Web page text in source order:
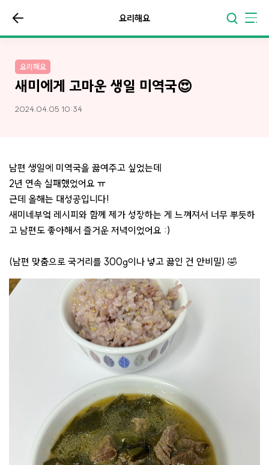
요리해요
요리해요
새미에게 고마운 생일 미역국😍
2024.04.05 10:34
남편 생일에 미역국을 끓여주고 싶었는데
2년 연속 실패했었어요 ㅠ
근데 올해는 대성공입니다!
새미네부엌 레시피와 함께 제가 성장하는 게 느껴져서 너무 뿌듯하
고 남편도 좋아해서 즐거운 저녁이었어요 :)
(남편 맞춤으로 국거리를 300g이나 넣고 끓인 건 안비밀) 🤣